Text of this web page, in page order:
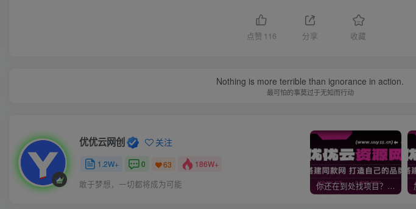
点赞 116 分享 收藏
Nothing is more terrible than ignorance in action.
最可怕的事莫过于无知而行动
优优云网创 关注
1.2W+ 0 63 186W+
敢于梦想，一切都将成为可能 你还在到处找项目？还在当韭菜？我靠网创资源站一个月收入5万+，曾经我也是个失败者。